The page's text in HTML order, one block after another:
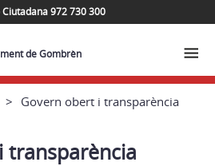
972 730 300
de Gombrèn
Govern obert i transparència
transparència